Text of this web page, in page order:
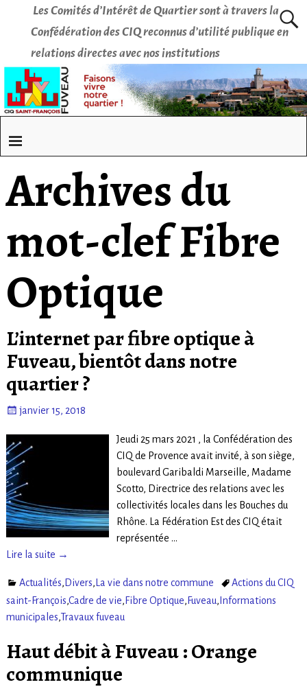
Les Comités d’Intérêt de Quartier sont à travers la
Confédération des CIQ reconnus d’utilité publique en
relations directes avec nos institutions
Archives du
mot-clefFibre
Optique
L’internet par fibre optique à
Fuveau, bientôt dans notre
quartier ?
janvier 15, 2018
Jeudi 25 mars 2021 , la Confédération des
CIQ de Provence avait invité, à son siège,
boulevard Garibaldi Marseille, Madame
Scotto, Directrice des relations avec les
collectivités locales dans les Bouches du
Rhône. La Fédération Est des CIQ était
représentée …
Lire la suite →
Actualités, Divers, La vie dans notre commune
Actions du CIQ
saint-François,Cadre de vie, Fibre Optique, Fuveau, Informations
municipales,Travaux fuveau
Haut débit à Fuveau : Orange
communique